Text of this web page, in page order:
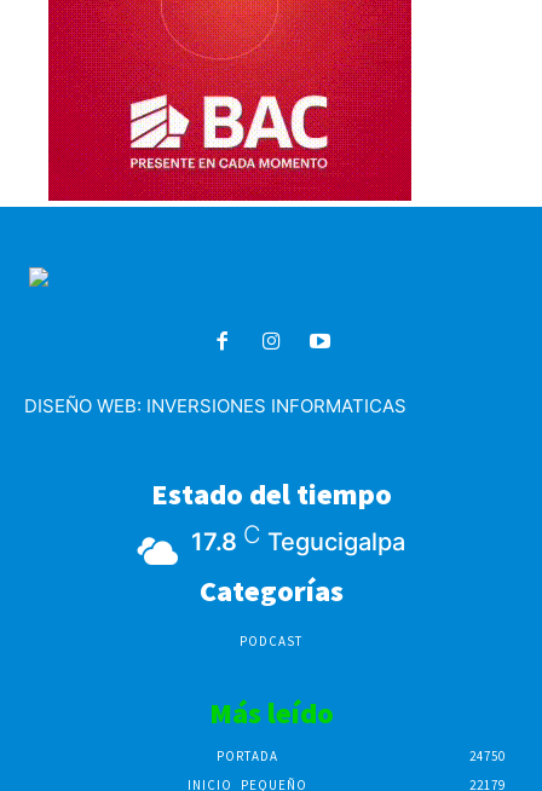
DISEÑO WEB: INVERSIONES INFORMATICAS
Estado del tiempo
17.8 C Tegucigalpa
Categorías
PODCAST
Más leído
PORTADA
24750
INICIO_PEQUEÑO
22179